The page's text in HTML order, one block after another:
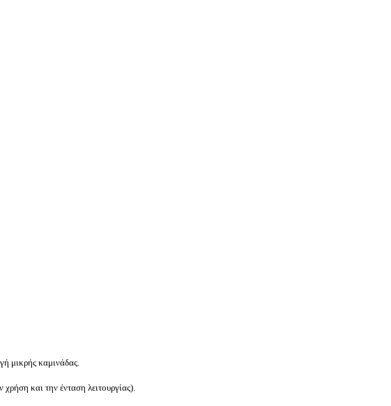
μικρής καμινάδας.
και την ένταση λειτουργίας).